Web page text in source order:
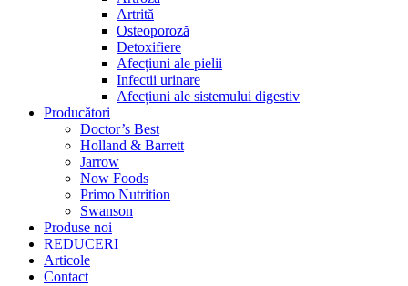
Artrită
Osteoporoză
Detoxifiere
Afecțiuni ale pielii
Infectii urinare
Afecțiuni ale sistemului digestiv
Producători
Doctor’s Best
Holland & Barrett
Jarrow
Now Foods
Primo Nutrition
Swanson
Produse noi
REDUCERI
Articole
Contact